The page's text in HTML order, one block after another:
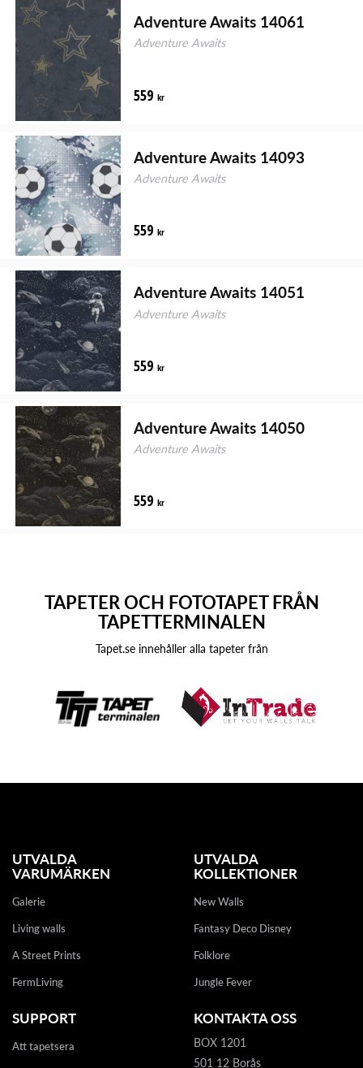
Adventure Awaits 14061
Adventure Awaits
559 kr
Adventure Awaits 14093
Adventure Awaits
559 kr
Adventure Awaits 14051
Adventure Awaits
559 kr
Adventure Awaits 14050
Adventure Awaits
559 kr
TAPETER OCH FOTOTAPET FRÅN
TAPETTERMINALEN
Tapet.se innehåller alla tapeter från
UTVALDA
VARUMÄRKEN
Galerie
Living walls
A Street Prints
FermLiving
UTVALDA
KOLLEKTIONER
New Walls
Fantasy Deco Disney
Folklore
Jungle Fever
SUPPORT
Att tapetsera
KONTAKTA OSS
BOX 1201
501 12 Borås